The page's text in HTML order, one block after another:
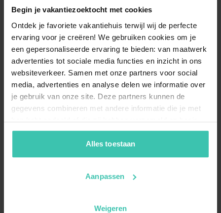
Begin je vakantiezoektocht met cookies
Ontdek je favoriete vakantiehuis terwijl wij de perfecte
ervaring voor je creëren! We gebruiken cookies om je
een gepersonaliseerde ervaring te bieden: van maatwerk
advertenties tot sociale media functies en inzicht in ons
websiteverkeer. Samen met onze partners voor social
media, advertenties en analyse delen we informatie over
je gebruik van onze site. Deze partners kunnen de
gegevens combineren met andere informatie die je met
hen hebt gedeeld of die zij hebben verzameld op basis
van je gebruik van hun diensten. Zo zorgen we ervoor dat
jouw vakantiezoektocht soepel en op maat verloopt!
Alles toestaan
Aanpassen
Weigeren